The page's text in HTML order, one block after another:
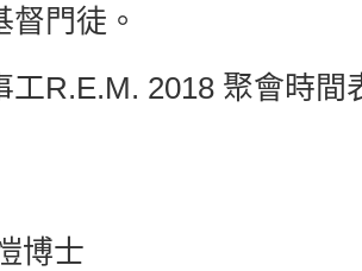
督門徒。
工R.E.M. 2018 聚會時間
博士